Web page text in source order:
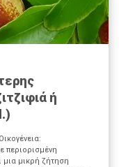
ή
περιορισμένη
μια μικρή ζήτηση